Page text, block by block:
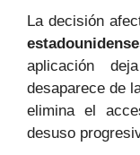
La decisión
aplicación
desaparece de
elimina el
desuso